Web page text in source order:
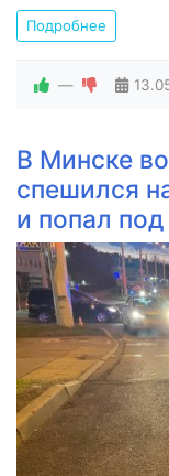
Подробнее
—
В Минске
спешился
и попал